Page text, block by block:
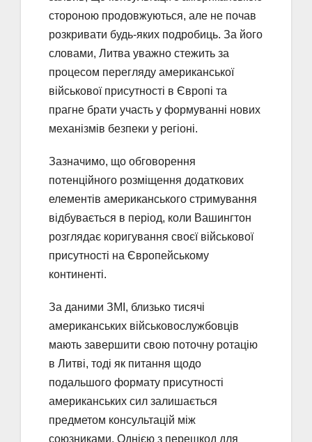
стороною продовжуються, але не почав
розкривати будь-яких подробиць. За його
словами, Литва уважно стежить за
процесом перегляду американської
військової присутності в Європі та
прагне брати участь у формуванні нових
механізмів безпеки у регіоні.
Зазначимо, що обговорення
потенційного розміщення додаткових
елементів американського стримування
відбувається в період, коли Вашингтон
розглядає коригування своєї військової
присутності на Європейському
континенті.
За даними ЗМІ, близько тисячі
американських військовослужбовців
мають завершити свою поточну ротацію
в Литві, тоді як питання щодо
подальшого формату присутності
американських сил залишається
предметом консультацій між
союзниками. Однією з перешкод для